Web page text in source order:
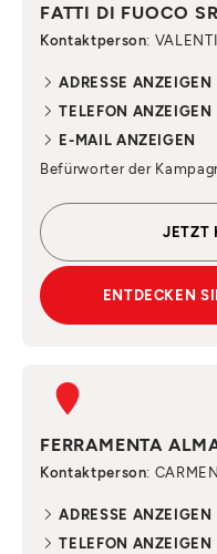
FATTI DI FUOCO
Kontaktperson:
ADRESSE ANZEIGEN
TELEFON ANZEIGEN
E-MAIL ANZEIGEN
Befürworter der
JETZT
ENTDECKEN
FERRAMENTA
Kontaktperson:
ADRESSE ANZEIGEN
TELEFON ANZEIGEN